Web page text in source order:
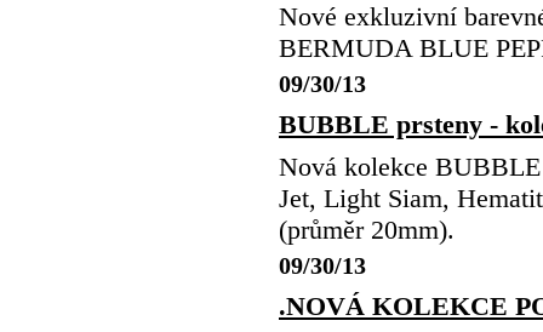
Nové exkluzivní
BERMUDA BLUE
09/30/13
BUBBLE prsteny -
Nová kolekce
Jet, Light Siam,
(průměr 20mm).
09/30/13
.NOVÁ KOLEKCE